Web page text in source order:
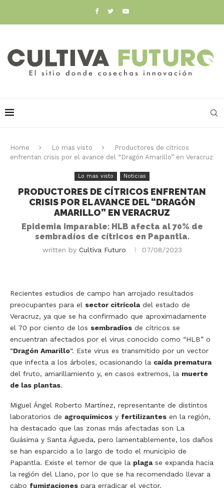
Home Lo mas visto
Productores de cítricos
enfrentan crisis por el avance del “Dragón Amarillo” en Veracruz
Lo mas visto Noticias
PRODUCTORES DE CÍTRICOS ENFRENTAN
CRISIS POR EL AVANCE DEL “DRAGÓN
AMARILLO” EN VERACRUZ
Epidemia imparable: HLB afecta al 70% de
sembradíos de cítricos en Papantla.
written by Cultiva Futuro 07/08/2023
Recientes estudios de campo han arrojado resultados
preocupantes para el sector citrícoladel estado de
Veracruz, ya que se ha confirmado que aproximadamente
el 70 por ciento de los sembradíos de cítricos se
encuentran afectados por el virus conocido como “HLB” o
“Dragón Amarillo“. Este virus es transmitido por un vector
que infecta a los árboles, ocasionando la caída prematura
del fruto, amarillamiento y, en casos extremos, la muerte
de las plantas.
Miguel Ángel Roberto Martínez, representante de distintos
laboratorios de agroquímicos y fertilizantes en la región,
ha destacado que las zonas más afectadas son La
Guásima y Santa Águeda, pero lamentablemente, los daños
se han esparcido a lo largo de todo el municipio de
Papantla. Existe el temor de que la plagase expanda hacia
la región del Llano, por lo que se ha recomendado llevar a
cabo fumigaciones para erradicar el vector.